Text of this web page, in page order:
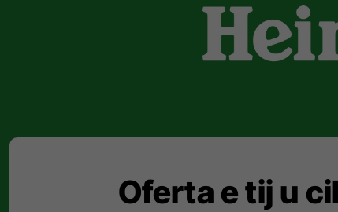
Oferta e tij u